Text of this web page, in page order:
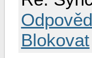
Blokovat